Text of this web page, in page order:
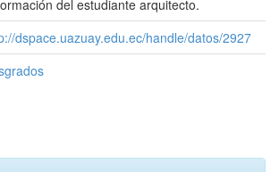
del estudiante arquitecto.
dspace.uazuay.edu.ec/handle/datos/2927